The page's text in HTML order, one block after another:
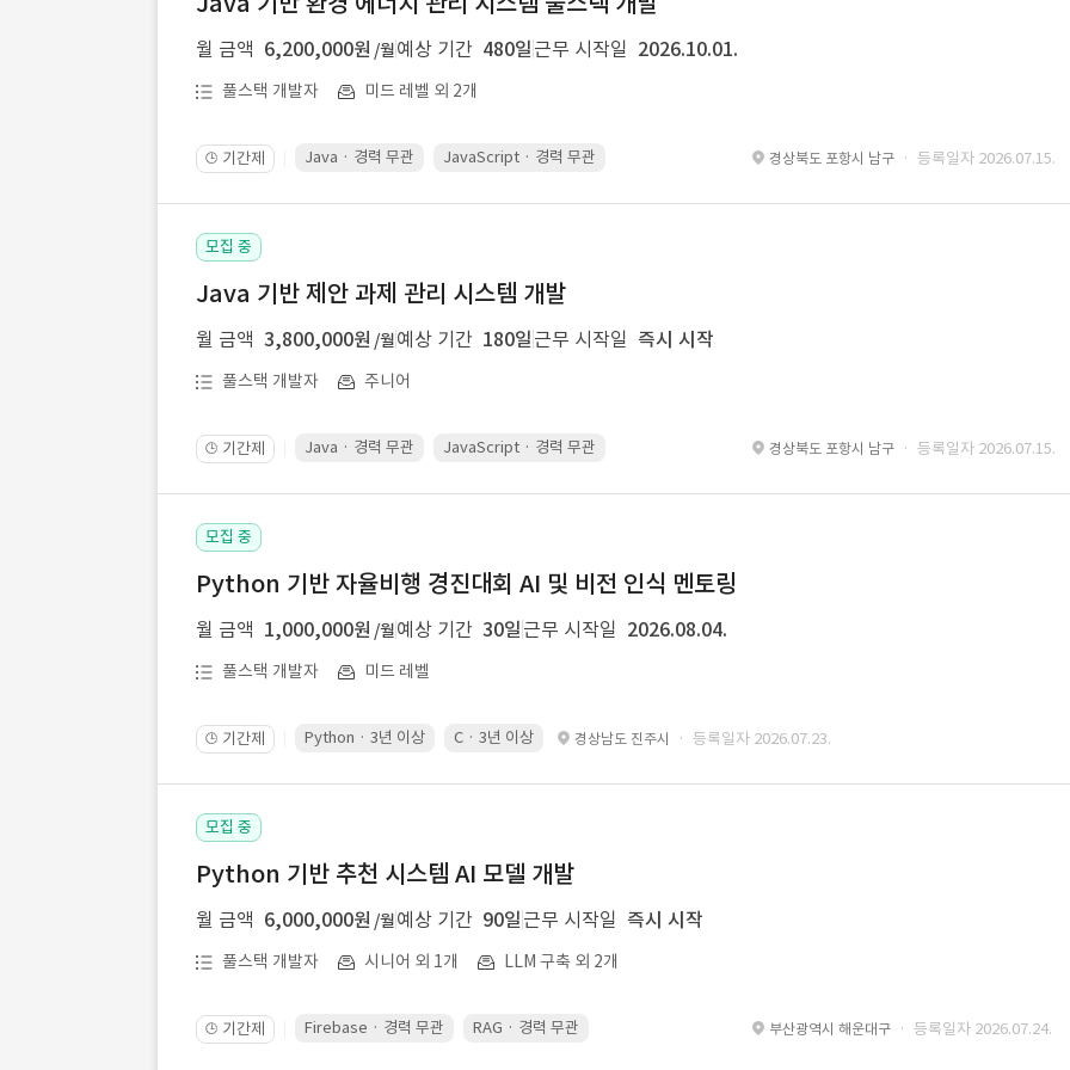
월 금액 6,200,000원 /월예상 기간 480일 근무 시작일 2026.10.01.
풀스택 개발자 미드 레벨 외 2개
🕒 기간제 Java · 경력 무관 JavaScript · 경력 무관 Spring Boot · 경력 무관 Spring · 경력 무관 MyBatis · 경력
경상북도 포항시 남구 · 등록일자 2026.07.15.
모집 중
Java 기반 제안 과제 관리 시스템 개발
월 금액 3,800,000원 /월예상 기간 180일 근무 시작일 즉시 시작
풀스택 개발자 주니어
🕒 기간제 Java · 경력 무관 JavaScript · 경력 무관 경상북도 포항시 남구 · 등록일자 2026.07.15.
모집 중
Python 기반 자율비행 경진대회 AI 및 비전 인식 멘토링
월 금액 1,000,000원 /월예상 기간 30일 근무 시작일 2026.08.04.
풀스택 개발자 미드 레벨
🕒 기간제 Python · 3년 이상 C · 3년 이상 경상남도 진주시 · 등록일자 2026.07.23.
모집 중
Python 기반 추천 시스템 AI 모델 개발
월 금액 6,000,000원 /월예상 기간 90일 근무 시작일 즉시 시작
풀스택 개발자 시니어 외 1개 LLM 구축 외 2개
🕒 기간제 Firebase · 경력 무관 RAG · 경력 무관 re-ranking · 경력 무관 Python · 경력 무관 embedding · 경
부산광역시 해운대구 · 등록일자 2026.07.24.